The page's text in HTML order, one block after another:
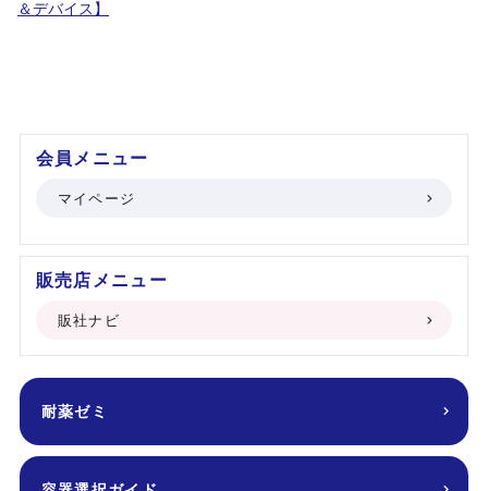
＆デバイス】
会員メニュー
マイページ
販売店メニュー
販社ナビ
耐薬ゼミ